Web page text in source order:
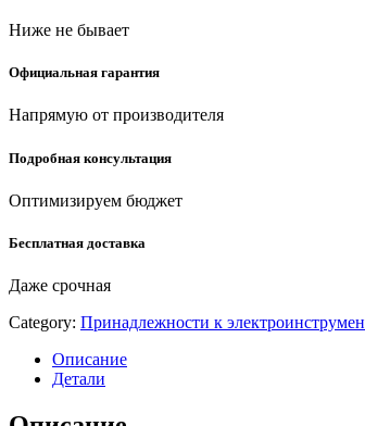
Ниже не бывает
Официальная гарантия
Напрямую от производителя
Подробная консультация
Оптимизируем бюджет
Бесплатная доставка
Даже срочная
Category: Принадлежности к
Описание
Детали